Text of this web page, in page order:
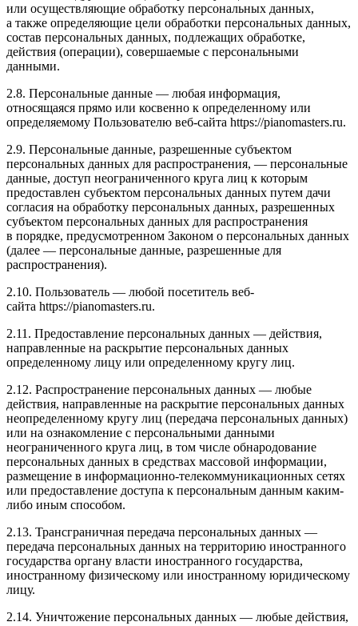
или осуществляющие обработку персональных данных,
а также определяющие цели обработки персональных данных,
состав персональных данных, подлежащих обработке,
действия (операции), совершаемые с персональными
данными.
2.8. Персональные данные — любая информация,
относящаяся прямо или косвенно к определенному или
определяемому Пользователю веб-сайта https://pianomasters.ru.
2.9. Персональные данные, разрешенные субъектом
персональных данных для распространения, — персональные
данные, доступ неограниченного круга лиц к которым
предоставлен субъектом персональных данных путем дачи
согласия на обработку персональных данных, разрешенных
субъектом персональных данных для распространения
в порядке, предусмотренном Законом о персональных данных
(далее — персональные данные, разрешенные для
распространения).
2.10. Пользователь — любой посетитель веб-
сайта https://pianomasters.ru.
2.11. Предоставление персональных данных — действия,
направленные на раскрытие персональных данных
определенному лицу или определенному кругу лиц.
2.12. Распространение персональных данных — любые
действия, направленные на раскрытие персональных данных
неопределенному кругу лиц (передача персональных данных)
или на ознакомление с персональными данными
неограниченного круга лиц, в том числе обнародование
персональных данных в средствах массовой информации,
размещение в информационно-телекоммуникационных сетях
или предоставление доступа к персональным данным каким-
либо иным способом.
2.13. Трансграничная передача персональных данных —
передача персональных данных на территорию иностранного
государства органу власти иностранного государства,
иностранному физическому или иностранному юридическому
лицу.
2.14. Уничтожение персональных данных — любые действия,